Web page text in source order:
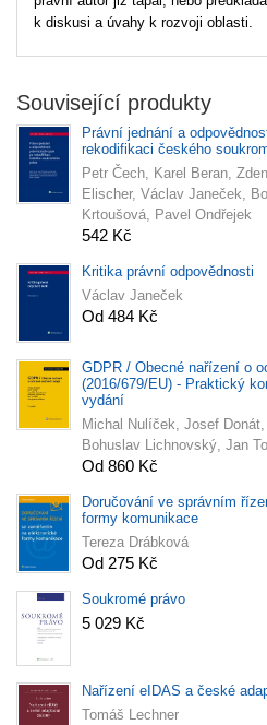
k diskusi a úvahy k rozvoji oblasti.
Související produkty
Právní jednání a
rekodifikaci českého
Petr Čech, Karel Beran,
Elischer, Václav Janeček,
Krtoušová, Pavel Ondřejek
542 Kč
Kritika právní odpovědnosti
Václav Janeček
Od 484 Kč
GDPR / Obecné nařízení o
(2016/679/EU) - Praktický
vydání
Michal Nulíček, Josef Donát,
Bohuslav Lichnovský, Jan
Od 860 Kč
Doručování ve správním
formy komunikace
Tereza Drábková
Od 275 Kč
Soukromé právo
5 029 Kč
Nařízení eIDAS a české
Tomáš Lechner